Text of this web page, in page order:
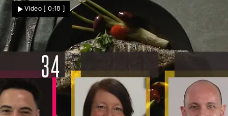
Video [ 0:18 ]